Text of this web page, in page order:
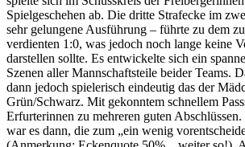
Spielgeschehen ab. Die dritte Strafecke im
sehr gelungene Ausführung – führte zu dem
verdienten 1:0, was jedoch noch lange keine
darstellen sollte. Es entwickelte sich ein
Szenen aller Mannschaftsteile beider Teams.
dann jedoch spielerisch eindeutig das der
Grün/Schwarz. Mit gekonntem schnellem
Erfurterinnen zu mehreren guten
war es dann, die zum „ein wenig